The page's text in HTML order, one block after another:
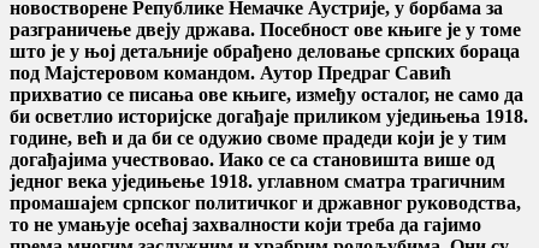
новостворене Републике Немачке Аустрије, у борбама за
разграничење двеју држава. Посебност ове књиге је у томе
што је у њој детаљније обрађено деловање српских бораца
под Мајстеровом командом. Аутор Предраг Савић
прихватио се писања ове књиге, између осталог, не само да
би осветлио историјске догађаје приликом уједињења 1918.
године, већ и да би се одужио своме прадеди који је у тим
догађајима учествовао. Иако се са становишта више од
једног века уједињење 1918. углавном сматра трагичним
промашајем српског политичког и државног руководства,
то не умањује осећај захвалности који треба да гајимо